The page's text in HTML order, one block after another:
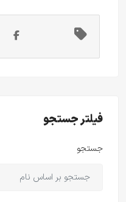
فیلتر جستجو
جستجو